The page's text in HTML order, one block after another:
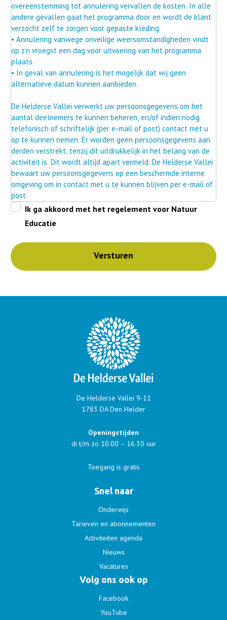
overeenstemming tot annulering vervallen de kosten. In alle
andere gevallen gaat het programma door en wordt de klant
verzocht zelf te zorgen voor gepaste kleding.
• Annulering vanwege onveilige weersomstandigheden vindt
op z’n vroegst een dag voor uitvoering van het programma
plaats.
• In geval van annulering is het mogelijk dat wij geen
alternatieve datum kunnen aanbieden.
De Helderse Vallei verwerkt uw persoonsgegevens om het
aantal deelnemers te kunnen beheren, en/of indien nodig
telefonisch of schriftelijk (per e-mail of post) contact met u
op te kunnen nemen. Er worden geen persoonsgegevens aan
derden verstrekt, tenzij dit uitdrukkelijk in het belang van de
activiteit is. Dit wordt altijd apart vermeld. De Helderse Vallei
bewaart uw persoonsgegevens op een beschermde interne
omgeving om in contact met u te kunnen blijven per e-mail of
post.
Ik ga akkoord met het regelement voor Natuur
Educatie
De Helderse Vallei 9-11
1783 DA Den Helder
Openingstijden
di t/m zo 10.00 – 16.30 uur
Toegang is gratis
Snel naar
Onderwijs
Tarieven en abonnementen
Activiteiten agenda
Nieuws
Vacatures
Volg ons ook op
Facebook
YouTube